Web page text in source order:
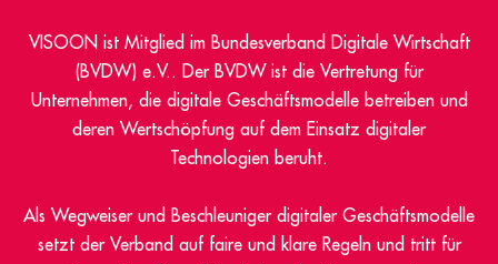
VISOON ist Mitglied im Bundesverband Digitale Wirtschaft
(BVDW) e.V.. Der BVDW ist die Vertretung für
Unternehmen, die digitale Geschäftsmodelle betreiben und
deren Wertschöpfung auf dem Einsatz digitaler
Technologien beruht.
Als Wegweiser und Beschleuniger digitaler Geschäftsmodelle
setzt der Verband auf faire und klare Regeln und tritt für